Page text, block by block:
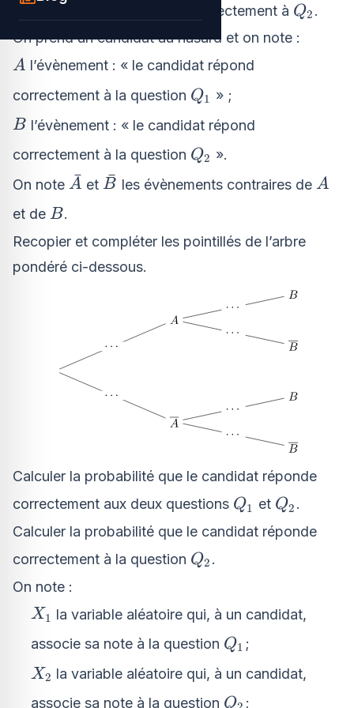
probabilité 0,1 de répondre correctement à Q_2
Q2 .
On prend un candidat au hasard et on note :
A
A l’évènement : « le candidat répond
correctement à la question Q_1
Q1 » ;
B
B l’évènement : « le candidat répond
correctement à la question Q_2
Q2 ».
On note \bar{A}
A
ˉ et \bar{B}
B
ˉ les évènements contraires de A
A
et de B
B.
Recopier et compléter les pointillés de l’arbre
pondéré ci-dessous.
Calculer la probabilité que le candidat réponde
correctement aux deux questions Q_1
Q1 et Q_2
Q2 .
Calculer la probabilité que le candidat réponde
correctement à la question Q_2
Q2 .
On note :
X_1
X1 la variable aléatoire qui, à un candidat,
associe sa note à la question Q_1
Q1 ;
X_2
X2 la variable aléatoire qui, à un candidat,
associe sa note à la question Q_2
Q ;